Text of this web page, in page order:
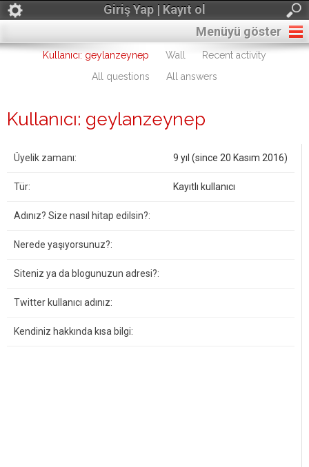
Giriş Yap | Kayıt ol
Menüyü göster
Kullanıcı: geylanzeynep Wall
Recent activity
All questions
All answers
Kullanıcı: geylanzeynep
Üyelik zamanı: 9 yıl (since 20 Kasım 2016)
Tür: Kayıtlı kullanıcı
Adınız? Size nasıl hitap edilsin?:
Nerede yaşıyorsunuz?:
Siteniz ya da blogunuzun adresi?:
Twitter kullanıcı adınız:
Kendiniz hakkında kısa bilgi: